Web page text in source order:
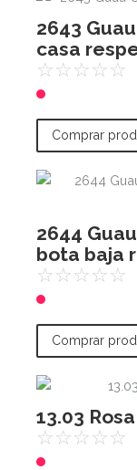
2643
casa
☆☆☆☆☆
Comprar
2644
bota baja
☆☆☆☆☆
Comprar
13.03
☆☆☆☆☆